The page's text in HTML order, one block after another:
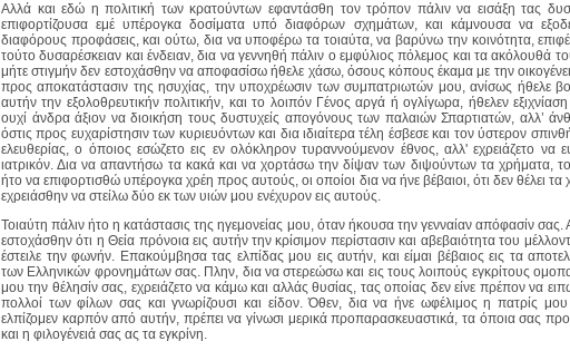
Αλλά και εδώ η πολιτική των κρατούντων εφαντάσθη τον τρόπον πάλιν να εισάξη τας
επιφορτίζουσα εμέ υπέρογκα δοσίματα υπό διαφόρων σχημάτων, και κάμνουσα να
διαφόρους προφάσεις, και ούτω, δια να υποφέρω τα τοιαύτα, να βαρύνω την κοινότητα,
τούτο δυσαρέσκειαν και ένδειαν, δια να γεννηθή πάλιν ο εμφύλιος πόλεμος και τα ακόλουθά
μήτε στιγμήν δεν εστοχάσθην να αποφασίσω ήθελε χάσω, όσους κόπους έκαμα με την
προς αποκατάστασιν της ησυχίας, την υποχρέωσιν των συμπατριωτών μου, ανίσως ήθελε
αυτήν την εξολοθρευτικήν πολιτικήν, και το λοιπόν Γένος αργά ή ογλίγωρα, ήθελεν εξιχνίαση
ουχί άνδρα άξιον να διοικήση τους δυστυχείς απογόνους των παλαιών Σπαρτιατών, αλλ’
όστις προς ευχαρίστησιν των κυριευόντων και δια ιδιαίτερα τέλη έσβεσε και τον ύστερον
ελευθερίας, ο όποιος εσώζετο εις εν ολόκληρον τυραννούμενον έθνος, αλλ' εχρειάζετο να
ιατρικόν. Δια να απαντήσω τα κακά και να χορτάσω την δίψαν των διψούντων τα χρήματα,
ήτο να επιφορτισθώ υπέρογκα χρέη προς αυτούς, οι οποίοι δια να ήνε βέβαιοι, ότι δεν θέλει τα
εχρειάσθην να στείλω δύο εκ των υιών μου ενέχυρον εις αυτούς.
Τοιαύτη πάλιν ήτο η κατάστασις της ηγεμονείας μου, όταν ήκουσα την γενναίαν απόφασίν σας.
εστοχάσθην ότι η Θεία πρόνοια εις αυτήν την κρίσιμον περίστασιν και αβεβαιότητα του
έστειλε την φωνήν. Επακούμβησα τας ελπίδας μου εις αυτήν, και είμαι βέβαιος εις τα
των Ελληνικών φρονημάτων σας. Πλην, δια να στερεώσω και εις τους λοιπούς εγκρίτους
μου την θέλησίν σας, εχρειάζετο να κάμω και αλλάς θυσίας, τας οποίας δεν είνε πρέπον να
πολλοί των φίλων σας και γνωρίζουσι και είδον. Όθεν, δια να ήνε ωφέλιμος η πατρίς
ελπίζομεν καρπόν από αυτήν, πρέπει να γίνωσι μερικά προπαρασκευαστικά, τα όποια σας
και η φιλογένειά σας ας τα εγκρίνη.